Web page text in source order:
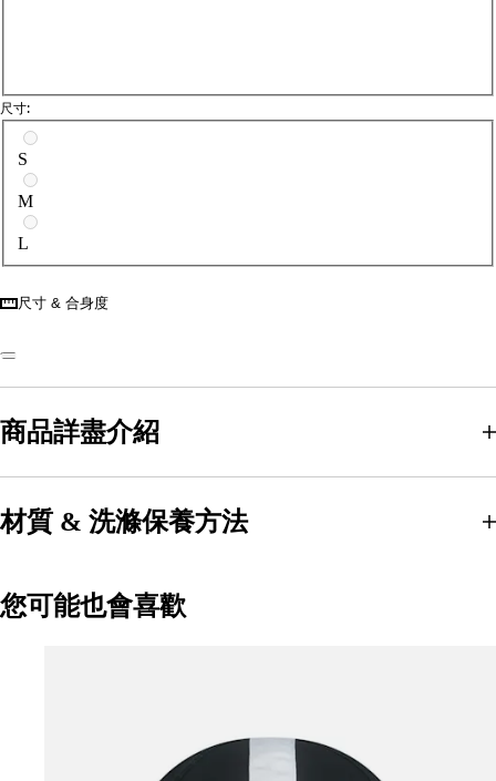
尺寸:
請選擇尺寸
S
M
L
尺寸 & 合身度
商品詳盡介紹
材質 & 洗滌保養方法
您可能也會喜歡